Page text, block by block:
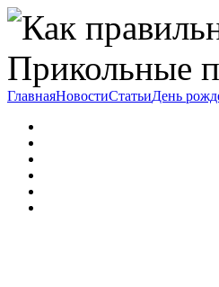
Прикольные
ГлавнаяНовостиСтатьиДень